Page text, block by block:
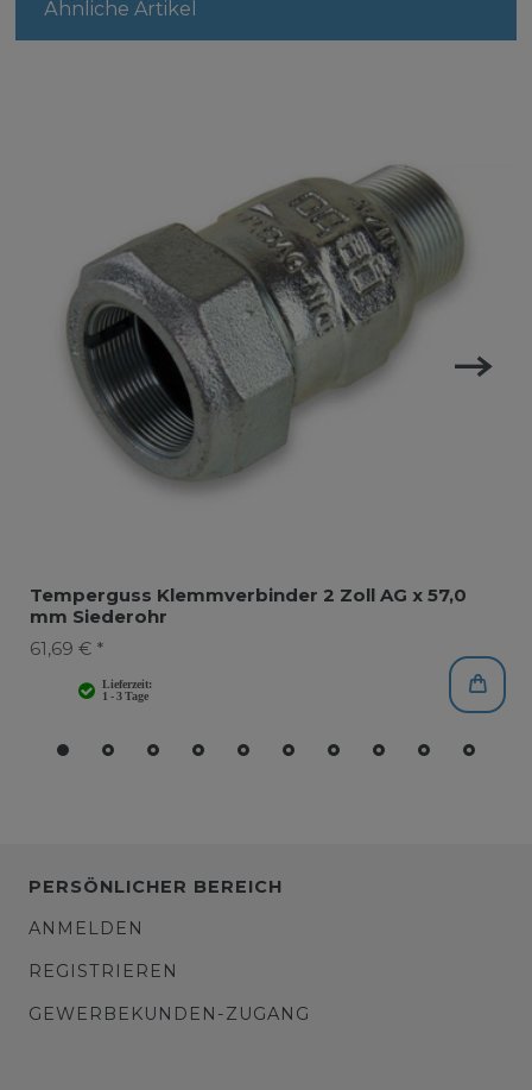
Ähnliche Artikel
Temperguss Klemmverbinder 2 Zoll AG x 57,0
mm Siederohr
61,69 € *
PERSÖNLICHER BEREICH
ANMELDEN
REGISTRIEREN
GEWERBEKUNDEN-ZUGANG